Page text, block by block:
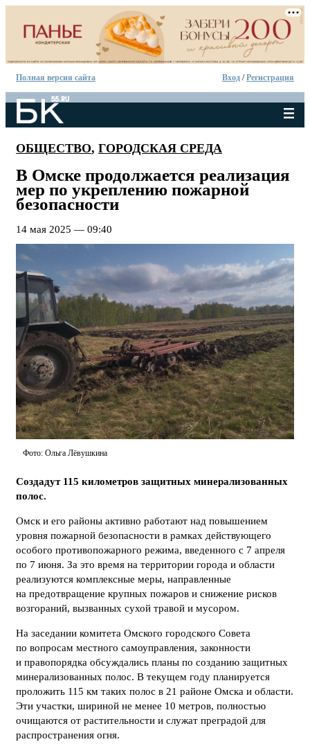
Полная версия сайта Вход /Регистрация
ОБЩЕСТВО, ГОРОДСКАЯ СРЕДА
В Омске продолжается реализация
мер по укреплению пожарной
безопасности
14 мая 2025 — 09:40
Фото: Ольга Лёвушкина
Создадут 115 километров защитных минерализованных
полос.
Омск и его районы активно работают над повышением
уровня пожарной безопасности в рамках действующего
особого противопожарного режима, введенного с 7 апреля
по 7 июня. За это время на территории города и области
реализуются комплексные меры, направленные
на предотвращение крупных пожаров и снижение рисков
возгораний, вызванных сухой травой и мусором.
На заседании комитета Омского городского Совета
по вопросам местного самоуправления, законности
и правопорядка обсуждались планы по созданию защитных
минерализованных полос. В текущем году планируется
проложить 115 км таких полос в 21 районе Омска и области.
Эти участки, шириной не менее 10 метров, полностью
очищаются от растительности и служат преградой для
распространения огня.